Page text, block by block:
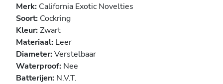
Merk: California Exotic Novelties
Soort: Cockring
Kleur:Zwart
Materiaal: Leer
Diameter:Verstelbaar
Waterproof: Nee
Batterijen: N.V.T.